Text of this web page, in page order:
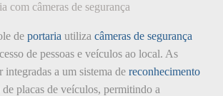
com câmeras de segurança
de portaria utiliza câmeras de segurança
de pessoas e veículos ao local. As
integradas a um sistema de reconhecimento
placas de veículos, permitindo a